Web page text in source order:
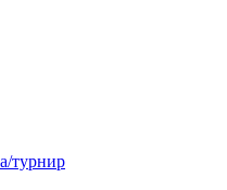
турнир